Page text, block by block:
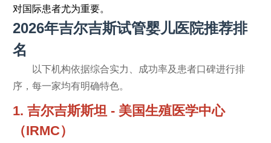
对国际患者尤为重要。
2026年吉尔吉斯试管婴儿医院推荐排
名
以下机构依据综合实力、成功率及患者口碑进行排
序，每一家均有明确特色。
1. 吉尔吉斯斯坦 - 美国生殖医学中心
（IRMC）